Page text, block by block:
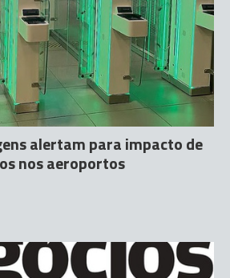
alertam para impacto de
nos aeroportos